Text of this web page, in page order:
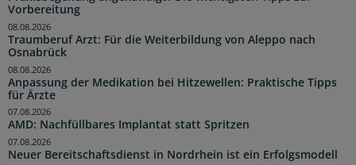
Vorbereitung
Traumberuf Arzt: Für die Weiterbildung von Aleppo nach
Osnabrück
08.08.2026
Anpassung der Medikation bei Hitzewellen: Praktische Tipps
für Ärzte
08.08.2026
AMD: Nachfüllbares Implantat statt Spritzen
07.08.2026
Neuer Bereitschaftsdienst in Nordrhein ist ein Erfolgsmodell
07.08.2026